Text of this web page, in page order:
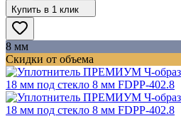
Купить в 1 клик
8 мм
Скидки от объема